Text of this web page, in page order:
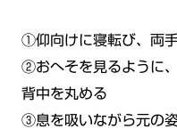
①仰向けに寝転び、両
②おへそを見るように
背中を丸める
③息を吸いながら元の